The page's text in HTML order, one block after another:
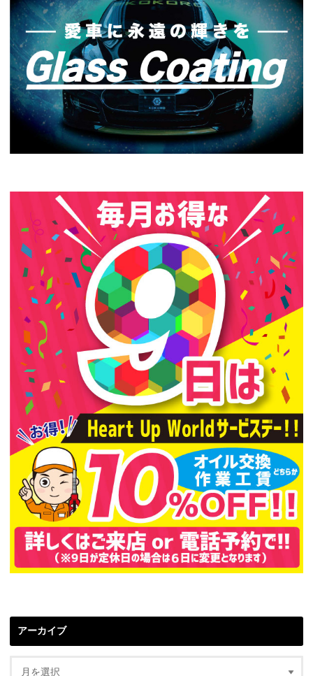
アーカイブ